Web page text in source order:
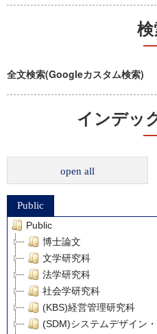
検
全文検索(Googleカスタム検索)
インデッ
open all
Public
Public
博士論文
文学研究科
法学研究科
社会学研究科
(KBS)経営管理研究科
(SDM)システムデザイン